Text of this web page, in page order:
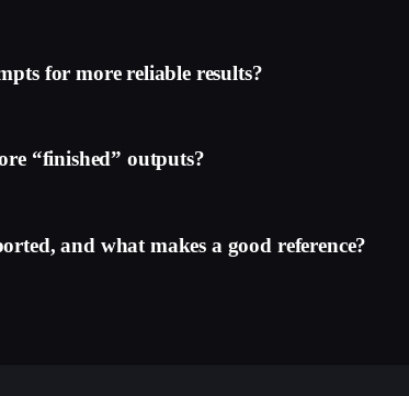
for more reliable results?
“finished” outputs?
and what makes a good reference?